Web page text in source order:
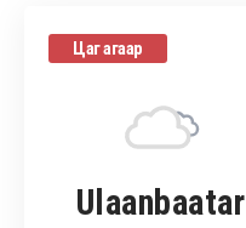
Цаг агаар
Ulaanbaatar